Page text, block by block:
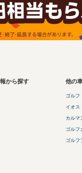
から探す 他の
ゴルフ
イオス
カルマ
ゴルフ
ゴルフ